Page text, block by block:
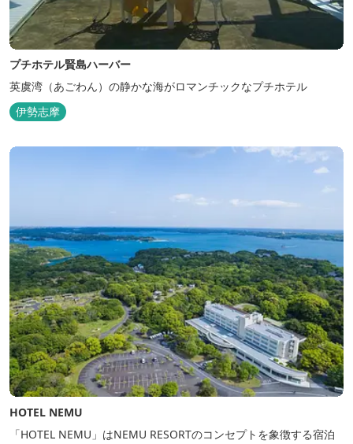
プチホテル賢島ハーバー
英虞湾（あごわん）の静かな海がロマンチックなプチホテル
伊勢志摩
HOTEL NEMU
「HOTEL NEMU」はNEMU RESORTのコンセプトを象徴する宿泊